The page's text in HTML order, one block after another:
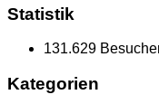
Statistik
131.629
Kategorien